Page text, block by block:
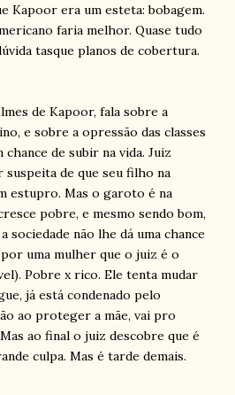
Kapoor era um esteta: bobagem.
faria melhor. Quase tudo
tasque planos de cobertura.
de Kapoor, fala sobre a
e sobre a opressão das classes
de subir na vida. Juiz
suspeita de que seu filho na
estupro. Mas o garoto é na
pobre, e mesmo sendo bom,
sociedade não lhe dá uma chance
uma mulher que o juiz é o
Pobre x rico. Ele tenta mudar
já está condenado pelo
ao proteger a mãe, vai pro
ao final o juiz descobre que é
culpa. Mas é tarde demais.